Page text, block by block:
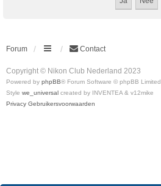
Forum Contact
Copyright © Nikon Club Nederland 2023
Powered by phpBB® Forum Software © phpBB Limited
Style we_universal created by INVENTEA & v12mike
Privacy Gebruikersvoorwaarden